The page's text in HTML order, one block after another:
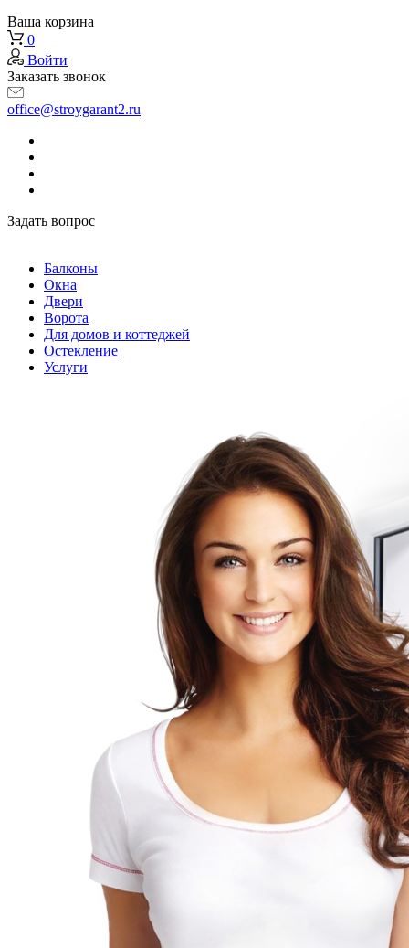
Ваша корзина
0
Войти
Заказать звонок
office@stroygarant2.ru
Задать вопрос
Балконы
Окна
Двери
Ворота
Для домов и коттеджей
Остекление
Услуги